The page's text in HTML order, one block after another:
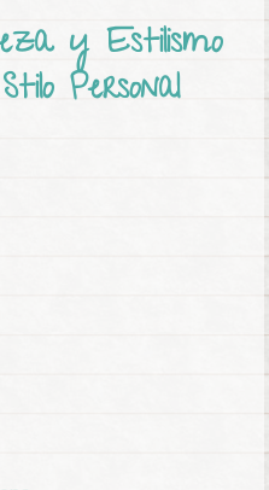
y Estilismo
Personal